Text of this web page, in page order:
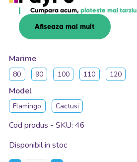
Cumpara acum, plateste mai tarziu
Afiseaza mai mult
Marime
80 90 100 110 120
Model
Flamingo Cactusi
Cod produs - SKU 46
Disponibil in stoc